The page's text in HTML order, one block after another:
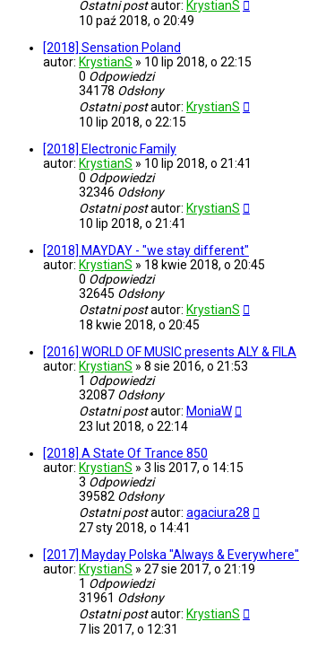
Ostatni postautor: KrystianS
10 paź 2018, o 20:49
[2018] Sensation Poland
autor: KrystianS » 10 lip 2018, o 22:15
0 Odpowiedzi
34178 Odsłony
Ostatni postautor: KrystianS
10 lip 2018, o 22:15
[2018] Electronic Family
autor: KrystianS » 10 lip 2018, o 21:41
0 Odpowiedzi
32346 Odsłony
Ostatni postautor: KrystianS
10 lip 2018, o 21:41
[2018] MAYDAY - "we stay different"
autor: KrystianS » 18 kwie 2018, o 20:45
0 Odpowiedzi
32645 Odsłony
Ostatni postautor: KrystianS
18 kwie 2018, o 20:45
[2016] WORLD OF MUSIC presents ALY & FILA
autor: KrystianS » 8 sie 2016, o 21:53
1 Odpowiedzi
32087 Odsłony
Ostatni postautor: MoniaW
23 lut 2018, o 22:14
[2018] A State Of Trance 850
autor: KrystianS » 3 lis 2017, o 14:15
3 Odpowiedzi
39582 Odsłony
Ostatni postautor: agaciura28
27 sty 2018, o 14:41
[2017] Mayday Polska "Always & Everywhere"
autor: KrystianS » 27 sie 2017, o 21:19
1 Odpowiedzi
31961 Odsłony
Ostatni postautor: KrystianS
7 lis 2017, o 12:31